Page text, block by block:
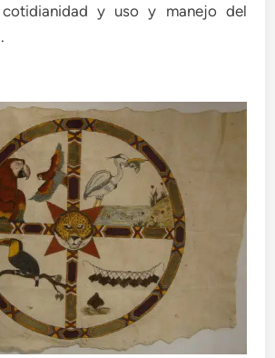
y uso y manejo del